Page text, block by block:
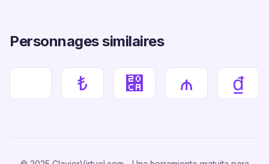
Personnages similaires
₺ ⃊ ₼ ₫